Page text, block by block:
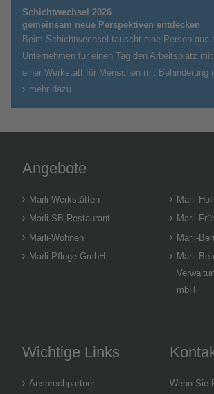
Schichtwechsel 2026
gemeinsam neue Perspektiven entdecken
Beim Schichtwechsel tauscht eine Person aus
Unternehmen für einen Tag den Arbeitsplatz
einer Werkstatt für Menschen mit Behinderung
mehr dazu
Angebote
Marli-Werkstätten
Marli-Hof
Marli-SB-Restaurant
Marli-
Marli-Wohnen
Marli-
Marli Pflege GmbH
Marli
mbH
Wichtige Links
Ansprechpartner
Wenn Sie